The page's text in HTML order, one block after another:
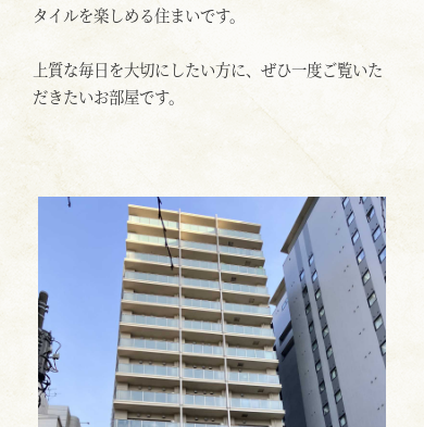
タイルを楽しめる住まいです。
上質な毎日を大切にしたい方に、ぜひ一度ご覧いた
だきたいお部屋です。